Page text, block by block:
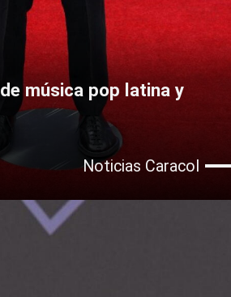
música pop latina y
Noticias Caracol